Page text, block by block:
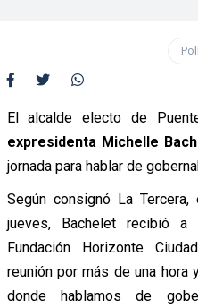
El alcalde electo de
expresidenta Michelle
jornada para hablar de
Según consignó La
jueves, Bachelet recibió
Fundación Horizonte
reunión por más de una hora
donde hablamos de